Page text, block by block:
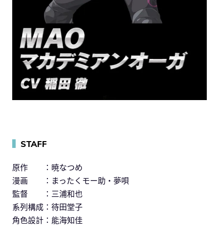
STAFF
原作 ：暁なつめ
漫画 ：まったくモー助・夢唄
監督 ：三浦和也
系列構成：待田堂子
角色設計：能海知佳